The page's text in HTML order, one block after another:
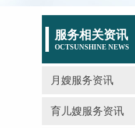
服务相关资讯
OCTSUNSHINE NEWS
月嫂服务资讯
育儿嫂服务资讯